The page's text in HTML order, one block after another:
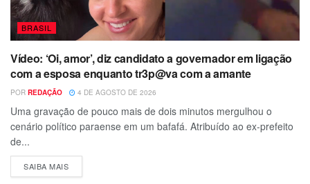
BRASIL
Vídeo: ‘Oi, amor’, diz candidato a governador em ligação
com a esposa enquanto tr3p@va com a amante
POR REDAÇÃO 4 DE AGOSTO DE 2026
Uma gravação de pouco mais de dois minutos mergulhou o
cenário político paraense em um bafafá. Atribuído ao ex-prefeito
de...
SAIBA MAIS